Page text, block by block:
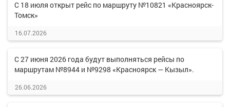
С 18 июля открыт рейс по маршруту №10821 «Красноярск-
Томск»
16.07.2026
С 27 июня 2026 года будут выполняться рейсы по
маршрутам №8944 и №9298 «Красноярск — Кызыл».
26.06.2026